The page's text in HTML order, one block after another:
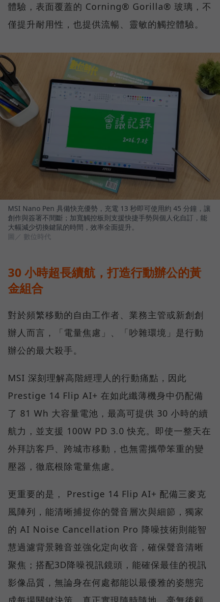
體驗，表面覆蓋的 Corning® Gorilla® 玻璃，不
僅提升耐用性，也提供流暢、靈敏的觸控體驗。
MSI Nano Pen 具備快充優勢，充電 13 秒即可使用約 45 分鐘，讓
創作與簽署不間斷；加寬觸控板則支援快捷手勢與個人化自訂，能
大幅減少切換鍵鼠的時間，效率全面提升。
圖／ 數位時代
30 小時超長續航，打造行動辦公的黃
金組合
對於頻繁移動的自由工作者、業務主管或新創創
辦人而言，「電量焦慮」、「吵雜環境」是行動
辦公的最大殺手。
MSI 深刻理解高階經理人的行動痛點，因此
Prestige 14 Flip AI+ 在如此纖薄機身中仍配備
了 81 Wh 大容量電池，最高可提供 30 小時的續
航力，並支援 100W PD 3.0 快充。即使一整天在
外拜訪客戶、跨城市移動，也無需攜帶笨重的變
壓器，徹底根除電量焦慮。
更重要的是， Prestige 14 Flip AI+ 配備三麥克
風陣列，能清晰捕捉你的聲音層次與細節，獨家
的 AI Noise Cancellation Pro 降噪技術則能智
慧過濾背景雜音並強化定向收音，確保聲音清晰
聚焦；搭配3D降噪視訊鏡頭，能確保最佳的視訊
影像品質，無論身在何處都能以最優雅的姿態完